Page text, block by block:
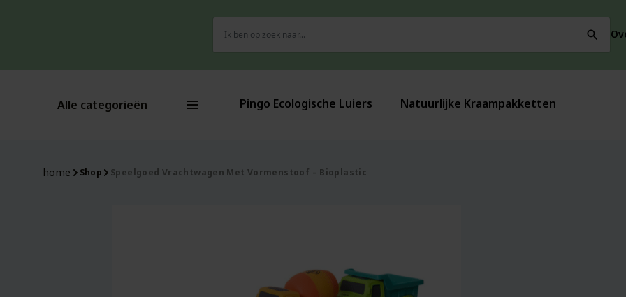
naar:
search
Alle categorieën Pingo Ecologische Luiers Natuurlijke Kraampakketten
home Shop Speelgoed Vrachtwagen Met Vormenstoof – Bioplastic